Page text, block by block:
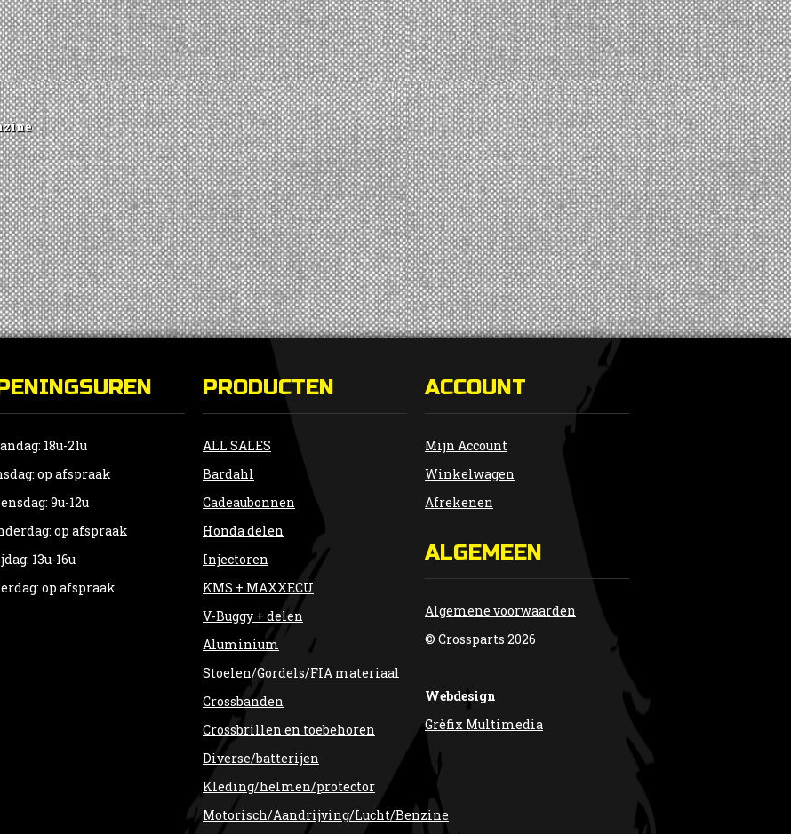
18u-21u
op afspraak
9u-12u
op afspraak
13u-16u
op afspraak
PRODUCTEN
ALL SALES
Bardahl
Cadeaubonnen
Honda delen
Injectoren
KMS + MAXXECU
V-Buggy + delen
Aluminium
Stoelen/Gordels/FIA materiaal
Crossbanden
Crossbrillen en toebehoren
Diverse/batterijen
Kleding/helmen/protector
Motorisch/Aandrijving/Lucht/Benzine
ACCOUNT
Mijn Account
Winkelwagen
Afrekenen
ALGEMEEN
Algemene voorwaarden
© Crossparts 2026
Webdesign
Grèfix Multimedia